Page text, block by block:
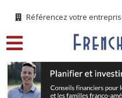
Référencez votre